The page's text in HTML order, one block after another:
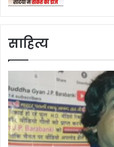
साहित्य